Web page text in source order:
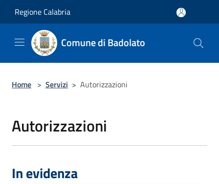
Regione Calabria
Comune di Badolato
Home > Servizi > Autorizzazioni
Autorizzazioni
In evidenza